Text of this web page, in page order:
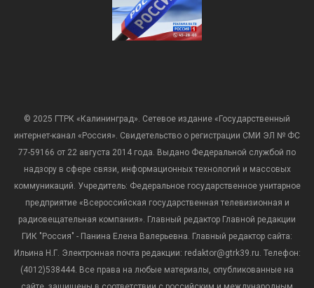
© 2025 ГТРК «Калининград». Сетевое издание «Государственный
интернет-канал «Россия». Свидетельство о регистрации СМИ ЭЛ № ФС
77-59166 от 22 августа 2014 года. Выдано Федеральной службой по
надзору в сфере связи, информационных технологий и массовых
коммуникаций. Учредитель: Федеральное государственное унитарное
предприятие «Всероссийская государственная телевизионная и
радиовещательная компания». Главный редактор Главной редакции
ГИК "Россия" - Панина Елена Валерьевна. Главный редактор сайта:
Ильина Н.Г. Электронная почта редакции: redaktor@gtrk39.ru. Телефон:
(4012)538444. Все права на любые материалы, опубликованные на